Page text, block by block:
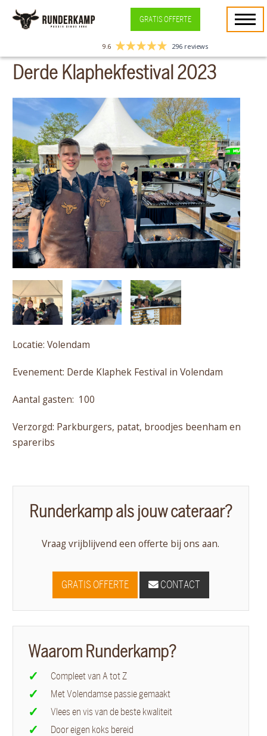
GRATIS OFFERTE
9.6 296 reviews
Derde Klaphekfestival 2023
Locatie: Volendam
Evenement: Derde Klaphek Festival in Volendam
Aantal gasten: 100
Verzorgd: Parkburgers, patat, broodjes beenham en
spareribs
Runderkamp als jouw cateraar?
Vraag vrijblijvend een offerte bij ons aan.
GRATIS OFFERTE CONTACT
Waarom Runderkamp?
Compleet van A tot Z
Met Volendamse passie gemaakt
Vlees en vis van de beste kwaliteit
Door eigen koks bereid